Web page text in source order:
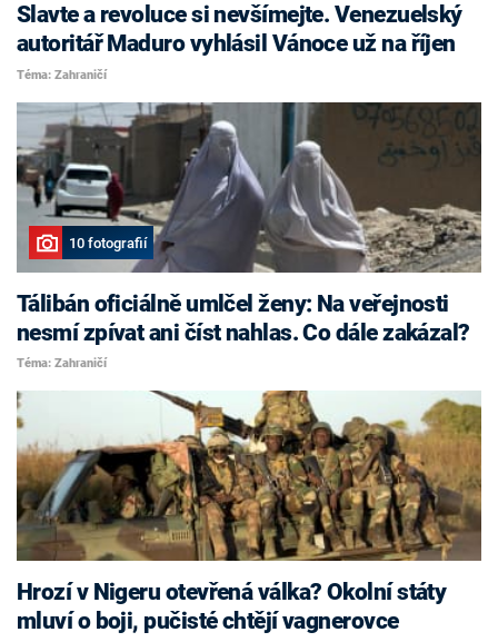
Slavte a revoluce si nevšímejte. Venezuelský
autoritář Maduro vyhlásil Vánoce už na říjen
Téma: Zahraničí
10 fotografií
Tálibán oficiálně umlčel ženy: Na veřejnosti
nesmí zpívat ani číst nahlas. Co dále zakázal?
Téma: Zahraničí
Hrozí v Nigeru otevřená válka? Okolní státy
mluví o boji, pučisté chtějí vagnerovce